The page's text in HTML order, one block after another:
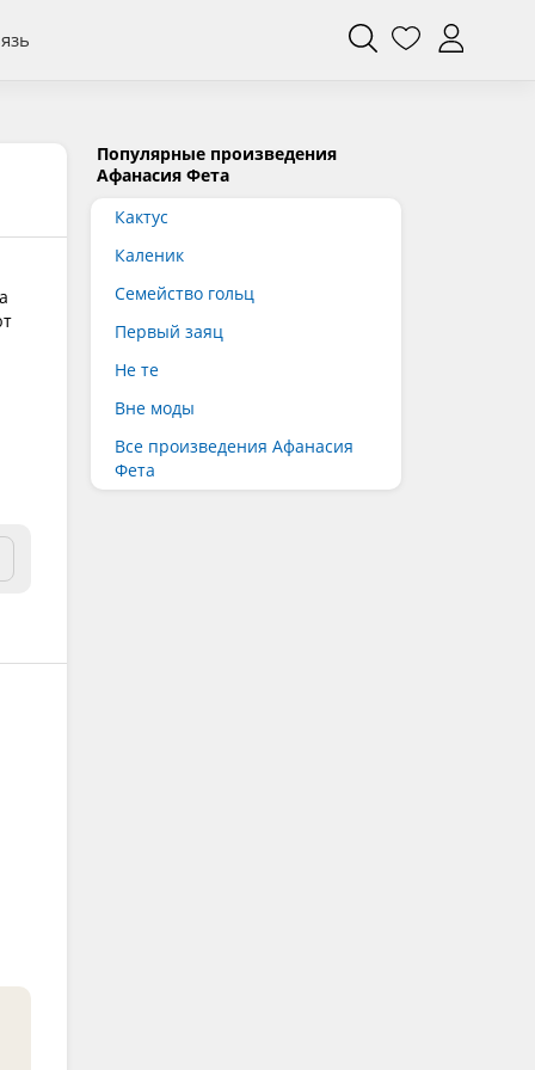
Популярные произведения
Афанасия Фета
Кактус
Каленик
Cемейство гольц
Первый заяц
Не те
Вне моды
Все произведения Афанасия
Фета